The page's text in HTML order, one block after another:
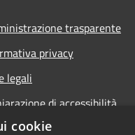
trasparente
privacy
legali
di accessibilità
cookie